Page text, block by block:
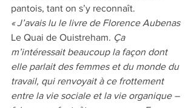
pantois, tant on s’y reconnaît.
« J’avais lu le livre de Florence Aubenas
Le Quai de Ouistreham. Ça
m’intéressait beaucoup la façon dont
elle parlait des femmes et du monde du
travail, qui renvoyait à ce frottement
entre la vie sociale et la vie organique –